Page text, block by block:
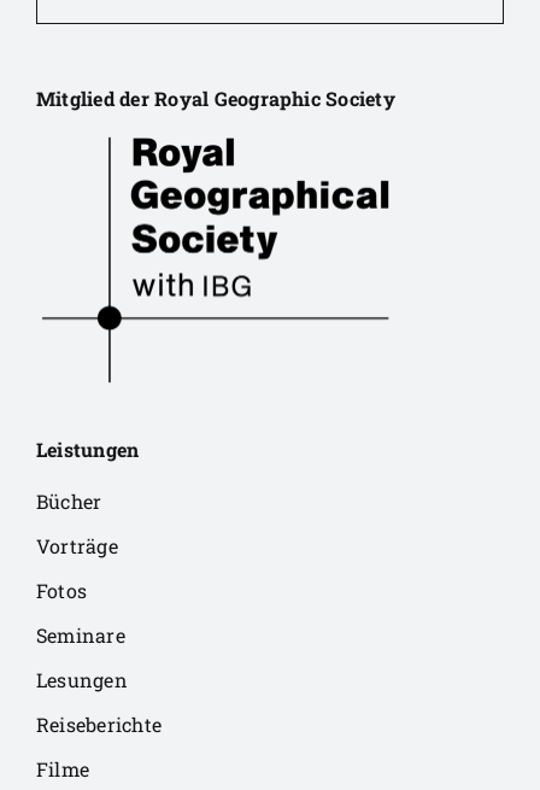
Mitglied der Royal Geographic Society
Leistungen
Bücher
Vorträge
Fotos
Seminare
Lesungen
Reiseberichte
Filme